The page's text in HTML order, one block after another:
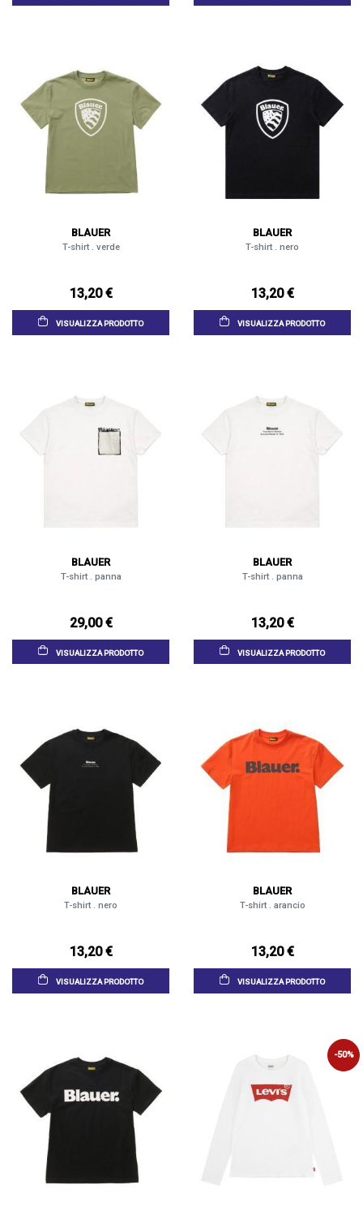
BLAUER
T-shirt . verde
13,20 €
VISUALIZZA PRODOTTO
BLAUER
T-shirt . nero
13,20 €
VISUALIZZA PRODOTTO
BLAUER
T-shirt . panna
29,00 €
VISUALIZZA PRODOTTO
BLAUER
T-shirt . panna
13,20 €
VISUALIZZA PRODOTTO
BLAUER
T-shirt . nero
13,20 €
VISUALIZZA PRODOTTO
BLAUER
T-shirt . arancio
13,20 €
VISUALIZZA PRODOTTO
-50%